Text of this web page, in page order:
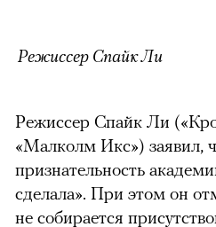
Режиссер
Режиссер Спайк Ли
«Малколм Икс») заявил,
признательность
сделала». При этом он
не собирается